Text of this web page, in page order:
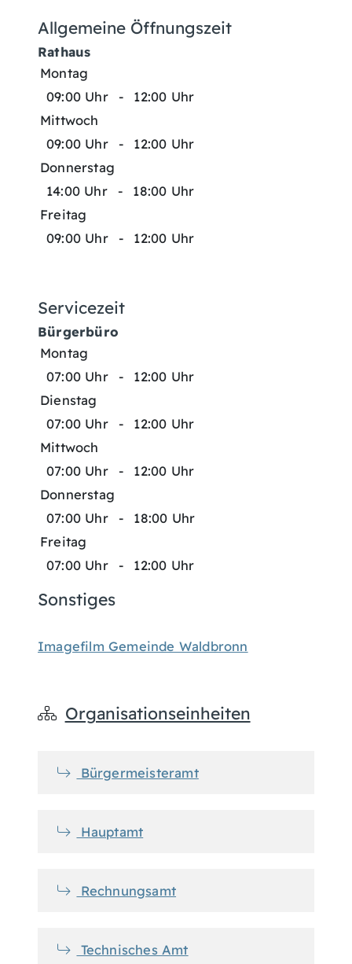
Allgemeine Öffnungszeit
Rathaus
Montag
09:00 Uhr
-
12:00 Uhr
Mittwoch
09:00 Uhr
-
12:00 Uhr
Donnerstag
14:00 Uhr
-
18:00 Uhr
Freitag
09:00 Uhr
- 12:00 Uhr
Servicezeit
Bürgerbüro
Montag
07:00 Uhr
-
12:00 Uhr
Dienstag
07:00 Uhr
-
12:00 Uhr
Mittwoch
07:00 Uhr
-
12:00 Uhr
Donnerstag
07:00 Uhr
-
18:00 Uhr
Freitag
07:00 Uhr
- 12:00 Uhr
Sonstiges
Imagefilm Gemeinde Waldbronn
Organisationseinheiten
Bürgermeisteramt
Hauptamt
Rechnungsamt
Technisches Amt